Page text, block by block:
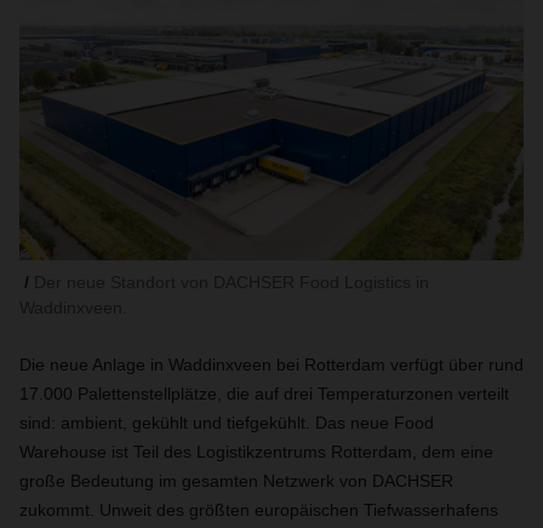
Die neue Anlage in Waddinxveen bei Rotterdam verfügt über rund
17.000 Palettenstellplätze, die auf drei Temperaturzonen verteilt
sind: ambient, gekühlt und tiefgekühlt. Das neue Food
Warehouse ist Teil des Logistikzentrums Rotterdam, dem eine
große Bedeutung im gesamten Netzwerk von DACHSER
zukommt. Unweit des größten europäischen Tiefwasserhafens